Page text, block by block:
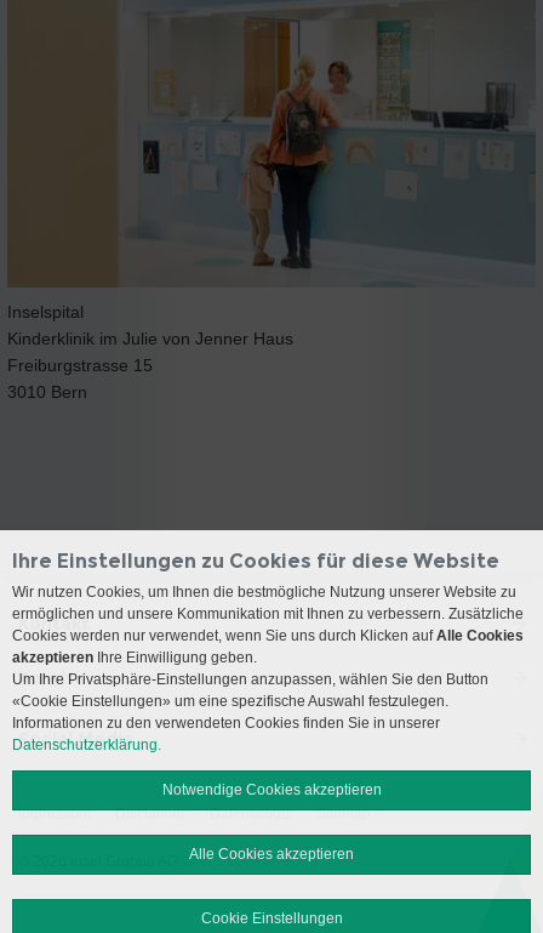
Inselspital
Kinderklinik im Julie von Jenner Haus
Freiburgstrasse 15
3010 Bern
Kontakt
Anreise
Social Media
Impressum Disclaimer Datenschutz Sitemap
Ihre Einstellungen zu Cookies für diese Website
Wir nutzen Cookies, um Ihnen die bestmögliche Nutzung unserer Website zu
ermöglichen und unsere Kommunikation mit Ihnen zu verbessern. Zusätzliche
Cookies werden nur verwendet, wenn Sie uns durch Klicken aufAlle Cookies
akzeptieren Ihre Einwilligung geben.
Um Ihre Privatsphäre-Einstellungen anzupassen, wählen Sie den Button
«Cookie Einstellungen» um eine spezifische Auswahl festzulegen.
Informationen zu den verwendeten Cookies finden Sie in unserer
Datenschutzerklärung.
Notwendige Cookies akzeptieren
Alle Cookies akzeptieren
Cookie Einstellungen